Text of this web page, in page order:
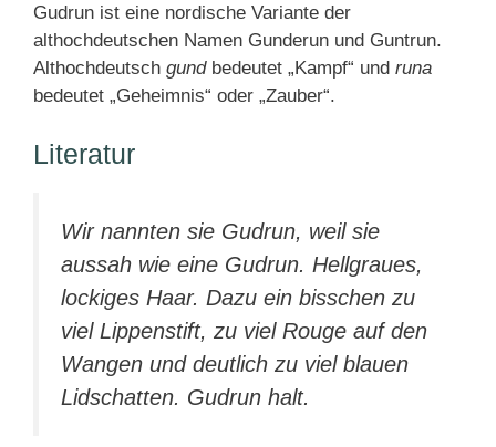
Gudrun ist eine nordische Variante der
althochdeutschen Namen Gunderun und Guntrun.
Althochdeutsch gundbedeutet „Kampf“ und runa
bedeutet „Geheimnis“ oder „Zauber“.
Literatur
Wir nannten sie Gudrun, weil sie
aussah wie eine Gudrun. Hellgraues,
lockiges Haar. Dazu ein bisschen zu
viel Lippenstift, zu viel Rouge auf den
Wangen und deutlich zu viel blauen
Lidschatten. Gudrun halt.